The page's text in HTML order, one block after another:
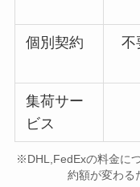
個別契約 不
集荷サー
ビス
※DHL,FedExの料金に
約額が変わる